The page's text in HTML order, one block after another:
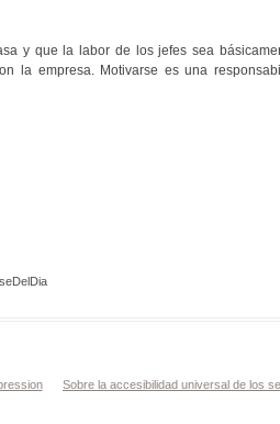
y que la labor de los jefes sea
la empresa. Motivarse es una
Sobre la accesibilidad universal de los